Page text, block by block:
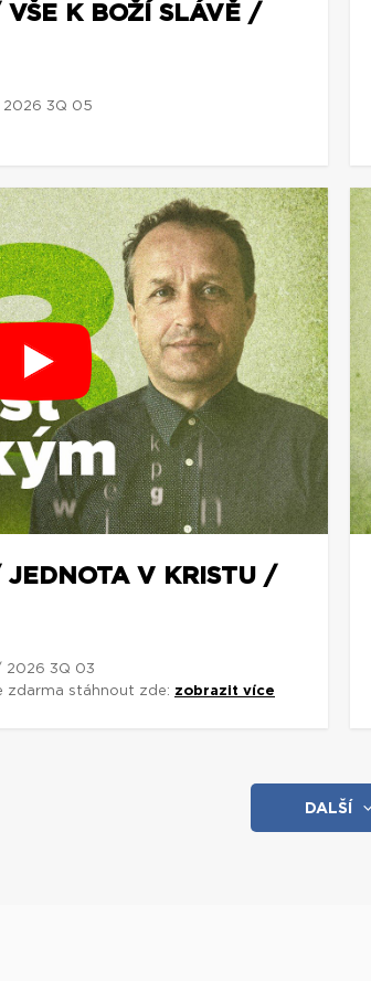
VŠE K BOŽÍ SLÁVĚ /
2026 3Q 05
JEDNOTA V KRISTU /
2026 3Q 03
zdarma stáhnout zde: zobrazit více
DALŠÍ